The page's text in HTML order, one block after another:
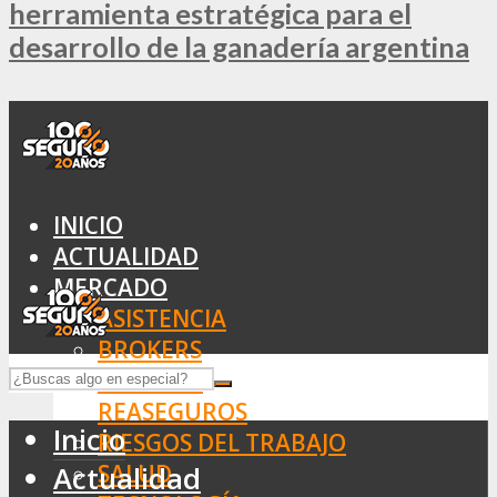
herramienta estratégica para el
desarrollo de la ganadería argentina
INICIO
ACTUALIDAD
MERCADO
ASISTENCIA
BROKERS
SEGUROS
REASEGUROS
RIESGOS DEL TRABAJO
SALUD
Inicio
Actualidad